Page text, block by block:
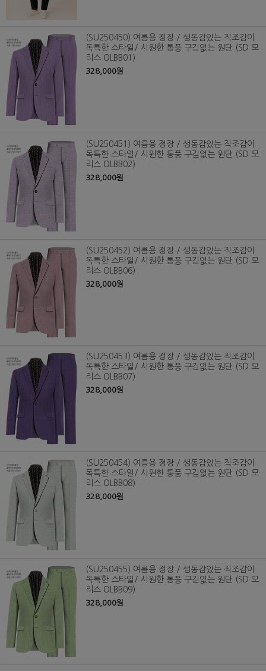
(SU250450) 여름용 정장 / 생동감있는 직조감이
독특한 스타일/ 시원한 통풍 구김없는 원단 (SD 모
리스 OLBB01)
328,000원
(SU250451) 여름용 정장 / 생동감있는 직조감이
독특한 스타일/ 시원한 통풍 구김없는 원단 (SD 모
리스 OLBB02)
328,000원
(SU250452) 여름용 정장 / 생동감있는 직조감이
독특한 스타일/ 시원한 통풍 구김없는 원단 (SD 모
리스 OLBB06)
328,000원
(SU250453) 여름용 정장 / 생동감있는 직조감이
독특한 스타일/ 시원한 통풍 구김없는 원단 (SD 모
리스 OLBB07)
328,000원
(SU250454) 여름용 정장 / 생동감있는 직조감이
독특한 스타일/ 시원한 통풍 구김없는 원단 (SD 모
리스 OLBB08)
328,000원
(SU250455) 여름용 정장 / 생동감있는 직조감이
독특한 스타일/ 시원한 통풍 구김없는 원단 (SD 모
리스 OLBB09)
328,000원